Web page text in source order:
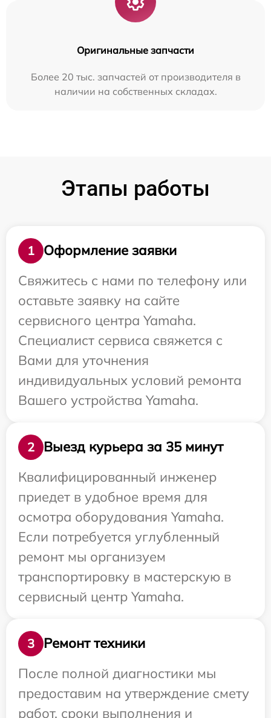
Оригинальные запчасти
Более 20 тыс. запчастей от производителя в
наличии на собственных складах.
Этапы работы
1
Оформление заявки
Свяжитесь с нами по телефону или
оставьте заявку на сайте
сервисного центра Yamaha.
Специалист сервиса свяжется с
Вами для уточнения
индивидуальных условий ремонта
Вашего устройства Yamaha.
2
Выезд курьера за 35 минут
Квалифицированный инженер
приедет в удобное время для
осмотра оборудования Yamaha.
Если потребуется углубленный
ремонт мы организуем
транспортировку в мастерскую в
сервисный центр Yamaha.
3
Ремонт техники
После полной диагностики мы
предоставим на утверждение смету
работ, сроки выполнения и